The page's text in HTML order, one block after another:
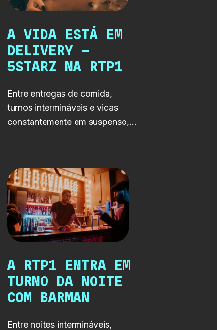
A VIDA ESTÁ EM
DELIVERY –
5STARZ NA RTP1
Entre entregas de comida,
turnos intermináveis e vidas
constantemente em suspenso,
nunca abranda. Uma série RTP
Lab sobre precariedade,
identidade e crescer demasiado
depressa.
A RTP1 ENTRA EM
TURNO DA NOITE
COM BARMAN
Entre noites intermináveis,